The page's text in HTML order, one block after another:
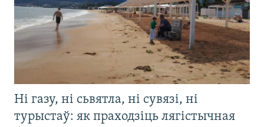
Ні газу, ні сьвятла, ні сувязі, ні
турыстаў: як праходзіць лягістычная